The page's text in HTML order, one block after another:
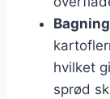
hvilket
sprød